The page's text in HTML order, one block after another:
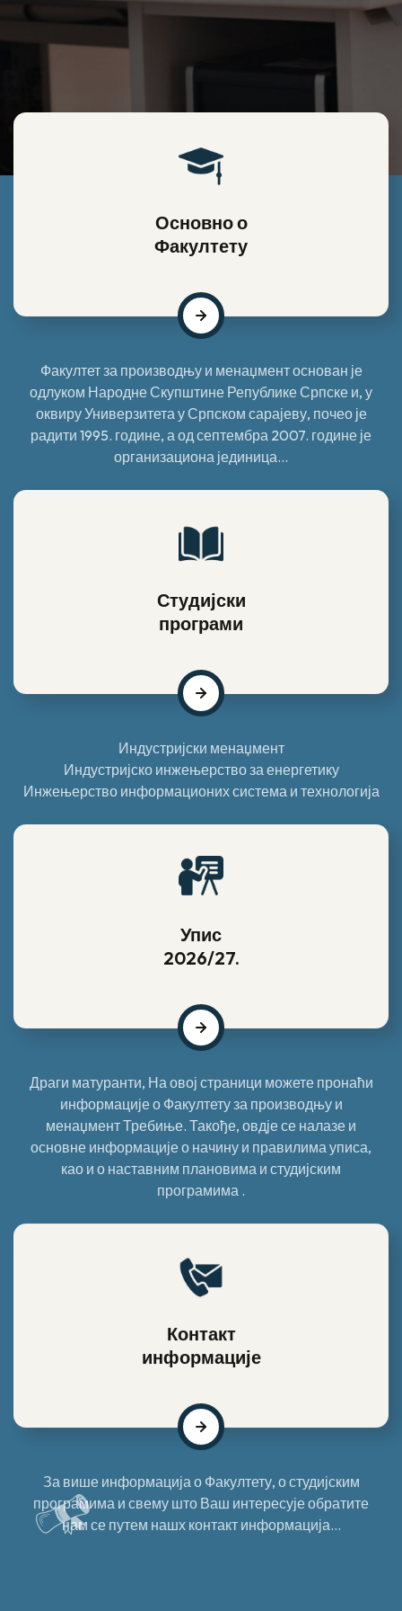
Основно о
Факултету
Факултет за производњу и менаџмент основан је
одлуком Народне Скупштине Републике Српске и, у
оквиру Универзитета у Српском сарајеву, почео је
радити 1995. године, а од септембра 2007. године је
организациона јединица...
Студијски
програми
Индустријски менаџмент
Индустријско инжењерство за енергетику
Инжењерство информационих система и технологија
Упис
2026/27.
Драги матуранти, На овој страници можете пронаћи
информације о Факултету за производњу и
менаџмент Требиње. Такође, овдје се налазе и
основне информације о начину и правилима уписа,
као и о наставним плановима и студијским
програмима .
Контакт
информације
За више информација о Факултету, о студијским
програмима и свему што Ваш интересује обратите
нам се путем нашх контакт информација...